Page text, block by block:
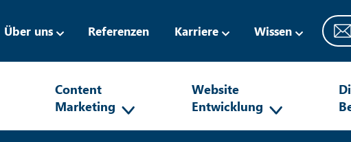
Über uns Referenzen Karriere Wissen
Content
Marketing
Website
Entwicklung